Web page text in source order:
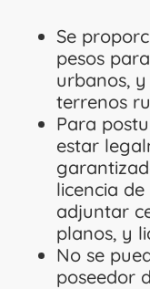
Se
pesos
urbanos, y
terrenos
Para
estar
licencia
adjuntar
planos, y
No se
poseedor